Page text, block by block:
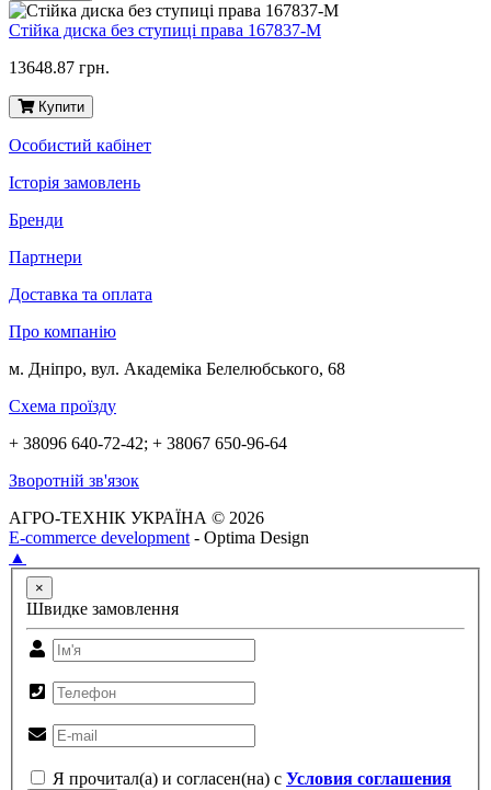
Стійка диска без ступиці права 167837-M
13648.87 грн.
Купити
Особистий кабінет
Історія замовлень
Бренди
Партнери
Доставка та оплата
Про компанію
м. Дніпро, вул. Академіка Белелюбського, 68
Схема проїзду
+ 38096 640-72-42; + 38067 650-96-64
Зворотній зв'язок
АГРО-ТЕХНІК УКРАЇНА © 2026
E-commerce development - Optima Design
▲
×
Швидке замовлення
Я прочитал(а) и согласен(на) с Условия соглашения